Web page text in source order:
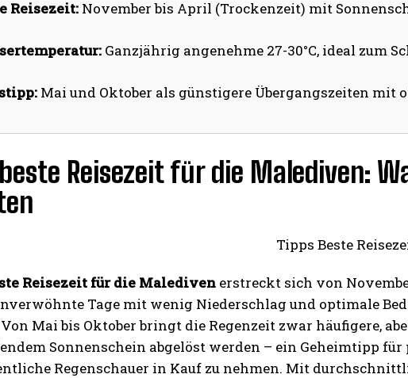
I've read and accept thePrivacy Policy .
Reisezeit: November bis April (Trockenzeit) mit
Ganzjährig angenehme 27-30°C, ideal zum
Mai und Oktober als günstigere Übergangszeiten mit
Reisezeit für die Malediven:
Reisezeit für die Malediven erstreckt sich von
Tage mit wenig Niederschlag und optimale
Mai bis Oktober bringt die Regenzeit zwar häufigere,
Sonnenschein abgelöst werden – ein Geheimtipp für
Regenschauer in Kauf zu nehmen. Mit